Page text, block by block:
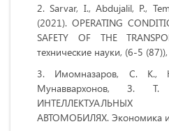
Sarvar, I., Abdujalil, P.,
(2021). ОPERATING
SAFETY OF THE
технические науки, (6-5
Имомназаров, С. К.,
Мунаввархонов, З.
АВТОМОБИЛЯХ. Экономика